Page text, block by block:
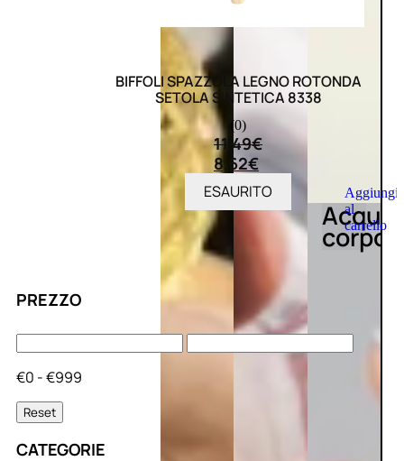
Acqua
corpo
Aggiungi
al
carrello
PREZZO
€0 - €999
Reset
CATEGORIE
BIFFOLI SPAZZOLA LEGNO ROTONDA
SETOLA SINTETICA 8338
(0)
11,49€
8,62€
ESAURITO